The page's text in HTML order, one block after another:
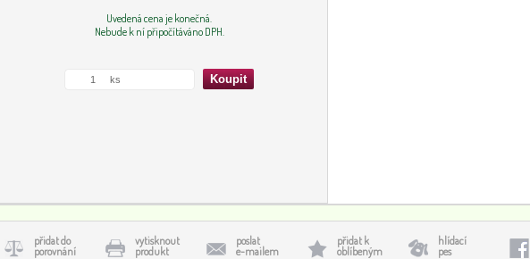
Uvedená cena je konečná.
Nebude k ní připočítáváno DPH.
přidat do
porovnání
vytisknout
produkt
poslat
e-mailem
přidat k
oblíbeným
hlídací
pes